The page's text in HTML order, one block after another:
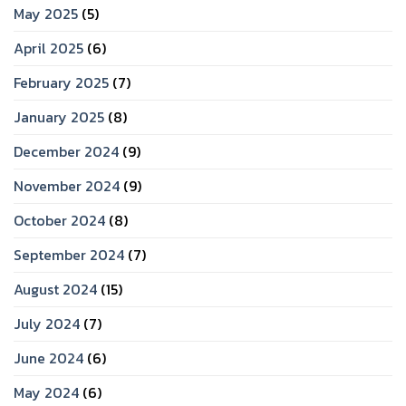
May 2025 (5)
April 2025 (6)
February 2025 (7)
January 2025 (8)
December 2024 (9)
November 2024 (9)
October 2024 (8)
September 2024 (7)
August 2024 (15)
July 2024 (7)
June 2024 (6)
May 2024 (6)